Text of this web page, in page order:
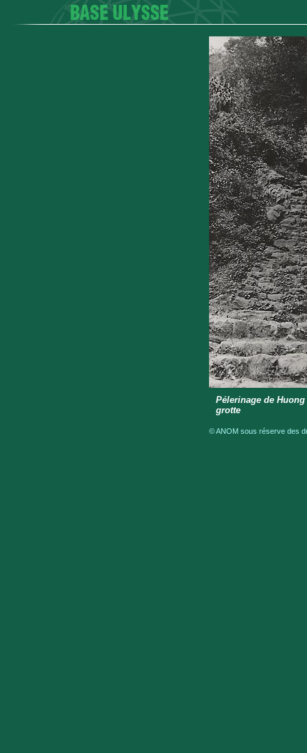
Pélerinage de
grotte
© ANOM sous réserve des